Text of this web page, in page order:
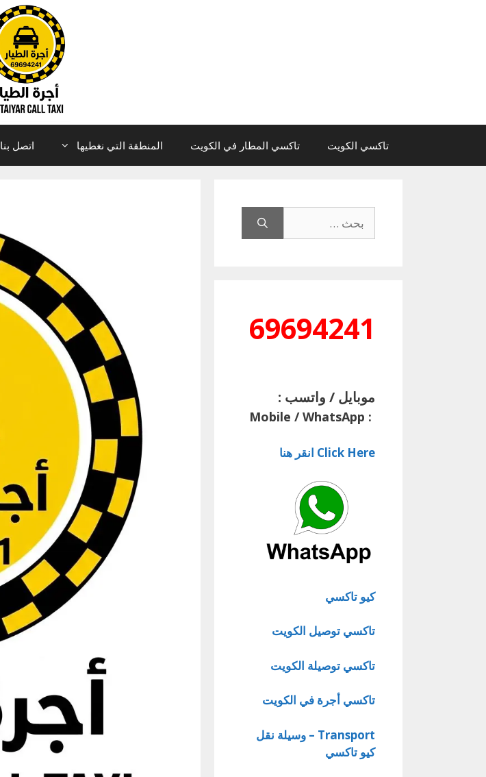
تاكسي الكويت تاكسي المطار في الكويت المنطقة التي نغطيها اتصل بنا
عن:
69694241
موبايل / واتسب :
:
Mobile / WhatsApp
Click Here انقر هنا
كيو تاكسي
تاكسي توصيل الكويت
تاكسي توصيلة الكويت
تاكسي أجرة في الكويت
Transport – وسيلة نقل
كيو تاكسي